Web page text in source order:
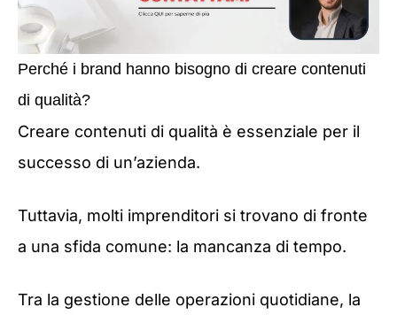
Perché i brand hanno bisogno di creare contenuti
di qualità?
Creare contenuti di qualità è essenziale per il
successo di un’azienda.
Tuttavia, molti imprenditori si trovano di fronte
a una sfida comune: la mancanza di tempo.
Tra la gestione delle operazioni quotidiane, la